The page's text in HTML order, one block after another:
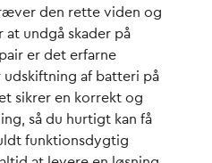
den rette viden og
undgå skader på
er det erfarne
af batteri på
sikrer en korrekt og
så du hurtigt kan få
funktionsdygtig